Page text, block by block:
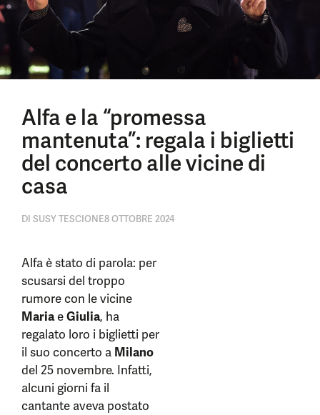
Alfa e la “promessa
mantenuta”: regala i biglietti
del concerto alle vicine di
casa
DI SUSY TESCIONE8 OTTOBRE 2024
Alfa è stato di parola: per
scusarsi del troppo
rumore con le vicine
MariaeGiulia, ha
regalato loro i biglietti per
il suo concerto a Milano
del 25 novembre. Infatti,
alcuni giorni fa il
cantante aveva postato